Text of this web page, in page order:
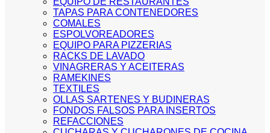
TAPAS PARA CONTENEDORES
COMALES
ESPOLVOREADORES
EQUIPO PARA PIZZERIAS
RACKS DE LAVADO
VINAGRERAS Y ACEITERAS
RAMEKINES
TEXTILES
OLLAS SARTENES Y BUDINERAS
FONDOS FALSOS PARA INSERTOS
REFACCIONES